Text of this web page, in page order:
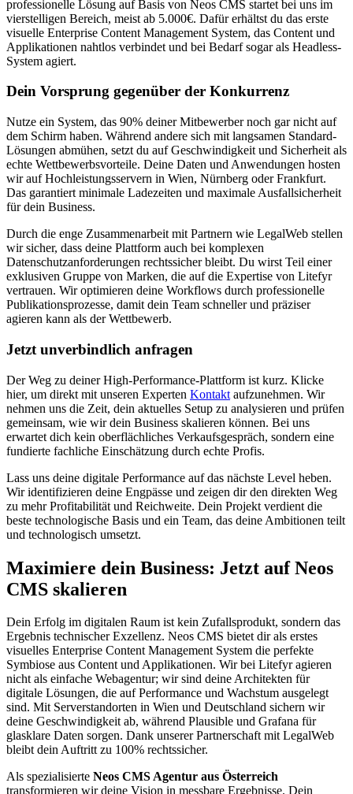
professionelle Lösung auf Basis von Neos CMS startet bei uns im
vierstelligen Bereich, meist ab 5.000€. Dafür erhältst du das erste
visuelle Enterprise Content Management System, das Content und
Applikationen nahtlos verbindet und bei Bedarf sogar als Headless-
System agiert.
Dein Vorsprung gegenüber der Konkurrenz
Nutze ein System, das 90% deiner Mitbewerber noch gar nicht auf
dem Schirm haben. Während andere sich mit langsamen Standard-
Lösungen abmühen, setzt du auf Geschwindigkeit und Sicherheit als
echte Wettbewerbsvorteile. Deine Daten und Anwendungen hosten
wir auf Hochleistungsservern in Wien, Nürnberg oder Frankfurt.
Das garantiert minimale Ladezeiten und maximale Ausfallsicherheit
für dein Business.
Durch die enge Zusammenarbeit mit Partnern wie LegalWeb stellen
wir sicher, dass deine Plattform auch bei komplexen
Datenschutzanforderungen rechtssicher bleibt. Du wirst Teil einer
exklusiven Gruppe von Marken, die auf die Expertise von Litefyr
vertrauen. Wir optimieren deine Workflows durch professionelle
Publikationsprozesse, damit dein Team schneller und präziser
agieren kann als der Wettbewerb.
Jetzt unverbindlich anfragen
Der Weg zu deiner High-Performance-Plattform ist kurz. Klicke
hier, um direkt mit unseren Experten Kontakt aufzunehmen. Wir
nehmen uns die Zeit, dein aktuelles Setup zu analysieren und prüfen
gemeinsam, wie wir dein Business skalieren können. Bei uns
erwartet dich kein oberflächliches Verkaufsgespräch, sondern eine
fundierte fachliche Einschätzung durch echte Profis.
Lass uns deine digitale Performance auf das nächste Level heben.
Wir identifizieren deine Engpässe und zeigen dir den direkten Weg
zu mehr Profitabilität und Reichweite. Dein Projekt verdient die
beste technologische Basis und ein Team, das deine Ambitionen teilt
und technologisch umsetzt.
Maximiere dein Business: Jetzt auf Neos
CMS skalieren
Dein Erfolg im digitalen Raum ist kein Zufallsprodukt, sondern das
Ergebnis technischer Exzellenz. Neos CMS bietet dir als erstes
visuelles Enterprise Content Management System die perfekte
Symbiose aus Content und Applikationen. Wir bei Litefyr agieren
nicht als einfache Webagentur; wir sind deine Architekten für
digitale Lösungen, die auf Performance und Wachstum ausgelegt
sind. Mit Serverstandorten in Wien und Deutschland sichern wir
deine Geschwindigkeit ab, während Plausible und Grafana für
glasklare Daten sorgen. Dank unserer Partnerschaft mit LegalWeb
bleibt dein Auftritt zu 100% rechtssicher.
Als spezialisierte Neos CMS Agentur aus Österreich
transformieren wir deine Vision in messbare Ergebnisse. Dein